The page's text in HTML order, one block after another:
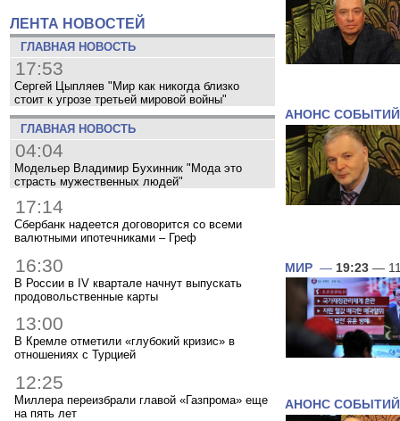
ЛЕНТА НОВОСТЕЙ
ГЛАВНАЯ НОВОСТЬ
17:53
Сергей Цыпляев "Мир как никогда близко
стоит к угрозе третьей мировой войны"
ГЛАВНАЯ НОВОСТЬ
04:04
Модельер Владимир Бухинник "Мода это
страсть мужественных людей"
17:14
Сбербанк надеется договорится со всеми
валютными ипотечниками – Греф
16:30
В России в IV квартале начнут выпускать
продовольственные карты
13:00
В Кремле отметили «глубокий кризис» в
отношениях с Турцией
12:25
Миллера переизбрали главой «Газпрома» еще
на пять лет
АНОНС СОБЫТИЙ
МИР — 19:23 —
АНОНС СОБЫТИЙ